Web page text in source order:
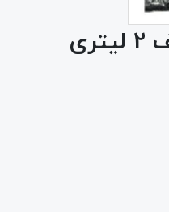
خاک آبزی آکوا لایف 2 لیتری